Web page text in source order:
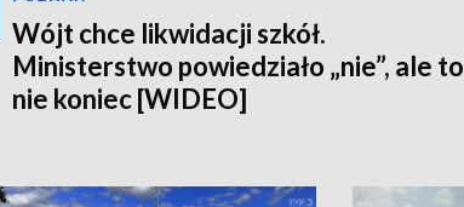
Wójt chce likwidacji szkół.
Ministerstwo powiedziało „nie”, ale to
nie koniec [WIDEO]